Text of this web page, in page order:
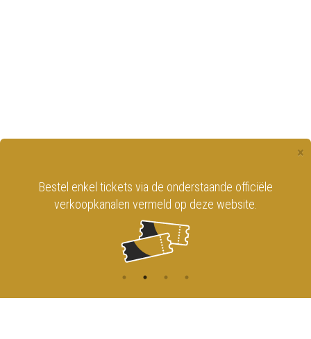
×
Bestel enkel tickets via de onderstaande officiële
verkoopkanalen vermeld op deze website.